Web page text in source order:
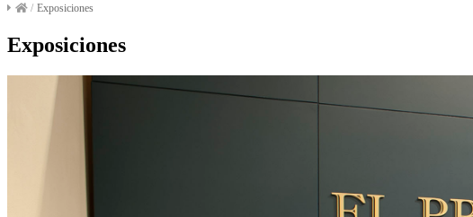
/ Exposiciones
Exposiciones